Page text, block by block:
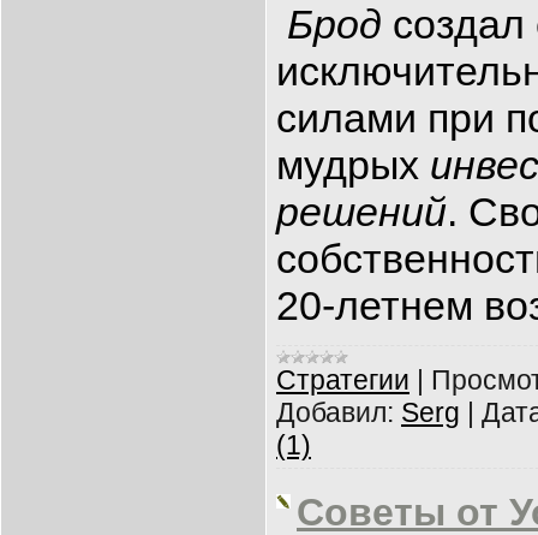
Брод создал
силами при
мудрых
решений.
20-летнем
Cтратегии |
Добавил: Serg |
(1)
Советы от